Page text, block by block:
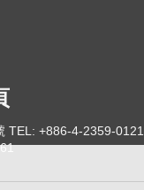
TEL: +886-4-2359-0121